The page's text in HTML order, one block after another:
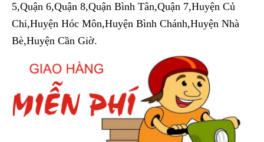
5,Quận 6,Quận 8,Quận Bình Tân,Quận 7,Huyện Củ
Chi,Huyện Hóc Môn,Huyện Bình Chánh,Huyện Nhà
Bè,Huyện Cần Giờ.